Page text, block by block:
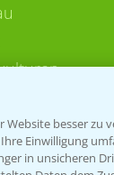
besser zu
Einwilligung
in unsicheren